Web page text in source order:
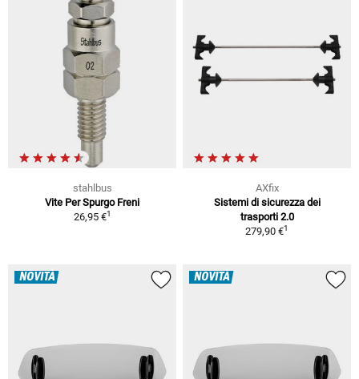
stahlbus
Vite Per Spurgo Freni
26,95 €1
AXfix
Sistemi di sicurezza dei
trasporti 2.0
279,90 €1
NOVITÀ NOVITÀ